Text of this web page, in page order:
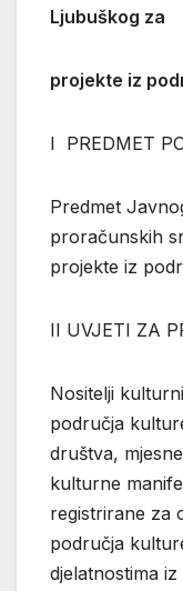
Ljubuškog za
projekte iz
I PREDMET
Predmet
proračunskih
projekte iz
II UVJETI ZA
Nositelji
područja
društva,
kulturne
registrirane za
područja
djelatnostima